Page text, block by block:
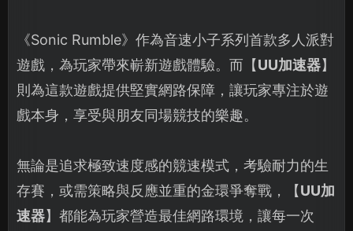
《Sonic Rumble》作為音速小子系列首款多人派對
遊戲，為玩家帶來嶄新遊戲體驗。而【UU加速器】
則為這款遊戲提供堅實網路保障，讓玩家專注於遊
戲本身，享受與朋友同場競技的樂趣。
無論是追求極致速度感的競速模式，考驗耐力的生
存賽，或需策略與反應並重的金環爭奪戰，【UU加
速器】都能為玩家營造最佳網路環境，讓每一次